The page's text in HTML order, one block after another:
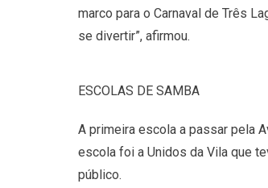
marco para o Carnaval de Três
se divertir”, afirmou.
ESCOLAS DE SAMBA
A primeira escola a passar pela
escola foi a Unidos da Vila que
público.